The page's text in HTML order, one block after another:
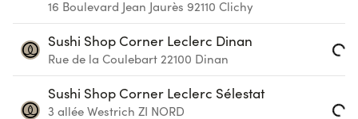
16 Boulevard Jean Jaurès 92110 Clichy Loading...
Sushi Shop Corner Leclerc Dinan
Rue de la Coulebart 22100 Dinan Loading...
Sushi Shop Corner Leclerc Sélestat
3 allée Westrich ZI NORD